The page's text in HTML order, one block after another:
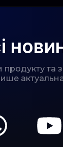
та